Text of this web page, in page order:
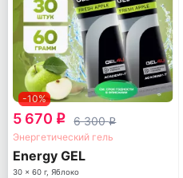
-10%
5 670 q 6 300q
Энергетический гель
Energy GEL
30 x 60 г, Яблоко